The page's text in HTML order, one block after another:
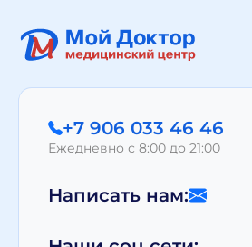
+7 906 033 46 46
Ежедневно с 8:00 до 21:00
Написать нам: